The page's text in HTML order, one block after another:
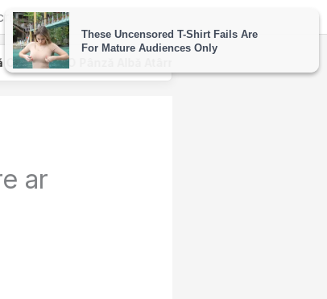
Albă Atârnată De Geamul Unei Mașini. Semnalul…
ar